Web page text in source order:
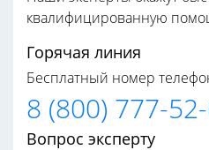
квалифицированную
Горячая линия
Бесплатный номер
8 (800) 777-
Вопрос эксперту